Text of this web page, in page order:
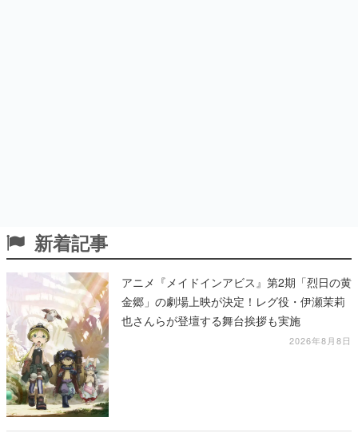
新着記事
アニメ『メイドインアビス』第2期「烈日の黄
金郷」の劇場上映が決定！レグ役・伊瀬茉莉
也さんらが登壇する舞台挨拶も実施
2026年8月8日